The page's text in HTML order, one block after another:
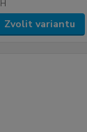
Zvolit variantu